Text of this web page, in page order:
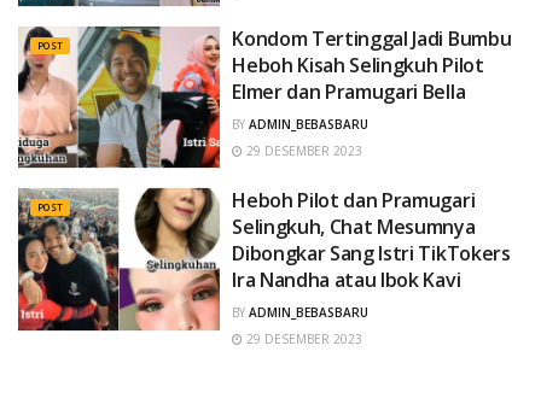
POST
Kondom Tertinggal Jadi Bumbu
Heboh Kisah Selingkuh PiIot
Elmer dan Pramugari Bella
BY ADMIN_BEBASBARU
29 DESEMBER 2023
POST
Heboh PiIot dan Pramugari
Selingkuh, Chat Mesumnya
Dibongkar Sang Istri TikTokers
Ira Nandha atau Ibok Kavi
BY ADMIN_BEBASBARU
29 DESEMBER 2023